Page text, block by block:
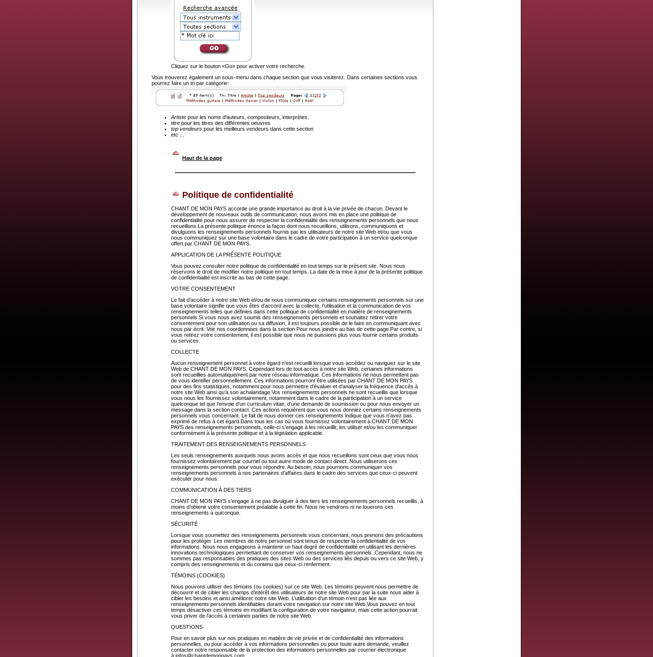
Cliquez sur le bouton «Go» pour activer votre recherche.
Vous trouverez également un sous-menu dans chaque section que vous visiterez. Dans certaines sections vous
pourrez faire un tri par catégorie:
Artiste pour les noms d'auteurs, compositeurs, interprètes.
titre pour les titres des différentes oeuvres
top vendeurs pour les meilleurs vendeurs dans cette section
etc ...
Haut de la page
Politique de confidentialité
CHANT DE MON PAYS accorde une grande importance au droit à la vie privée de chacun. Devant le
développement de nouveaux outils de communication, nous avons mis en place une politique de
confidentialité pour nous assurer de respecter la confidentialité des renseignements personnels que nous
recueillons.La présente politique énonce la façon dont nous recueillons, utilisons, communiquons et
divulguons les renseignements personnels fournis par les utilisateurs de notre site Web et/ou que vous
nous communiquez sur une base volontaire dans le cadre de votre participation à un service quelconque
offert par CHANT DE MON PAYS.
APPLICATION DE LA PRÉSENTE POLITIQUE
Vous pouvez consulter notre politique de confidentialité en tout temps sur le présent site. Nous nous
réservons le droit de modifier notre politique en tout temps. La date de la mise à jour de la présente politique
de confidentialité est inscrite au bas de cette page.
VOTRE CONSENTEMENT
Le fait d’accéder à notre site Web et/ou de nous communiquer certains renseignements personnels sur une
base volontaire signifie que vous êtes d’accord avec la collecte, l’utilisation et la communication de vos
renseignements telles que définies dans cette politique de confidentialité en matière de renseignements
personnels.Si vous nous avez soumis des renseignements personnels et souhaitez retirer votre
consentement pour son utilisation ou sa diffusion, il est toujours possible de le faire en communiquant avec
nous par écrit. Voir nos coordonnées dans la section Pour nous joindre au bas de cette page.Par contre, si
vous retirez votre consentement, il est possible que nous ne puissions plus vous fournir certains produits
ou services.
COLLECTE
Aucun renseignement personnel à votre égard n’est recueilli lorsque vous accédez ou naviguez sur le site
Web de CHANT DE MON PAYS. Cependant lors de tout accès à notre site Web, certaines informations
sont recueillies automatiquement par notre réseau informatique. Ces informations ne nous permettent pas
de vous identifier personnellement. Ces informations pourront être utilisées par CHANT DE MON PAYS
pour des fins statistiques, notamment pour nous permettre d’évaluer et d’analyser la fréquence d’accès à
notre site Web ainsi qu’à son achalandage.Vos renseignements personnels ne sont recueillis que lorsque
vous nous les fournissez volontairement, notamment dans le cadre de la participation à un service
quelconque tel que l’envoie d’un curriculum vitae, d’une demande de soumission ou pour nous envoyer un
message dans la section contact. Ces actions requièrent que vous nous donniez certains renseignements
personnels vous concernant. Le fait de nous donner ces renseignements indique que vous n’avez pas
exprimé de refus à cet égard.Dans tous les cas où vous fournissez volontairement à CHANT DE MON
PAYS des renseignements personnels, celle-ci s’engage à les recueillir, les utiliser et/ou les communiquer
conformément à la présente politique et à la législation applicable.
TRAITEMENT DES RENSEIGNEMENTS PERSONNELS
Les seuls renseignements auxquels nous avons accès et que nous recueillons sont ceux que vous nous
fournissez volontairement par courriel ou tout autre mode de contact direct. Nous utiliserons ces
renseignements personnels pour vous répondre. Au besoin, nous pourrions communiquer vos
renseignements personnels à nos partenaires d’affaires dans le cadre des services que ceux-ci peuvent
exécuter pour nous.
COMMUNICATION À DES TIERS
CHANT DE MON PAYS s’engage à ne pas divulguer à des tiers les renseignements personnels recueillis, à
moins d’obtenir votre consentement préalable à cette fin. Nous ne vendrons ni ne louerons ces
renseignements à quiconque.
SÉCURITÉ
Lorsque vous soumettez des renseignements personnels vous concernant, nous prenons des précautions
pour les protéger. Les membres de notre personnel sont tenus de respecter la confidentialité de vos
informations. Nous nous engageons à maintenir un haut degré de confidentialité en utilisant les dernières
innovations technologiques permettant de conserver vos renseignements personnels. Cependant, nous ne
sommes pas responsables des pratiques des sites Web ou des services liés depuis ou vers ce site Web, y
compris des renseignements et du contenu que ceux-ci renferment.
TÉMOINS (COOKIES)
Nous pouvons utiliser des témoins (ou cookies) sur ce site Web. Les témoins peuvent nous permettre de
découvrir et de cibler les champs d’intérêt des utilisateurs de notre site Web pour par la suite nous aider à
cibler les besoins et ainsi améliorer notre site Web. L’utilisation d’un témoin n’est pas liée aux
renseignements personnels identifiables durant votre navigation sur notre site Web.Vous pouvez en tout
temps désactiver ces témoins en modifiant la configuration de votre navigateur, mais cette action pourrait
vous priver de l’accès à certaines parties de notre site Web.
QUESTIONS
Pour en savoir plus sur nos pratiques en matière de vie privée et de confidentialité des informations
personnelles, ou pour accéder à vos informations personnelles ou pour toute autre demande, veuillez
contacter notre responsable de la protection des informations personnelles par courrier électronique
à infos@chantdemonpays.com